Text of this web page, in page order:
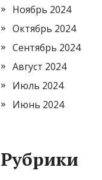
Ноябрь 2024
Октябрь 2024
Сентябрь 2024
Август 2024
Июль 2024
Июнь 2024
Рубрики